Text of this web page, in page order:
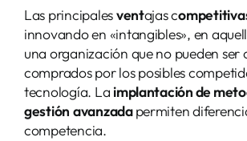
Las principalesventajas c
innovando en «intangibles», en
una organización que no pueden ser
comprados por los posibles
tecnología. La implantación de
gestión avanzadapermiten
competencia.